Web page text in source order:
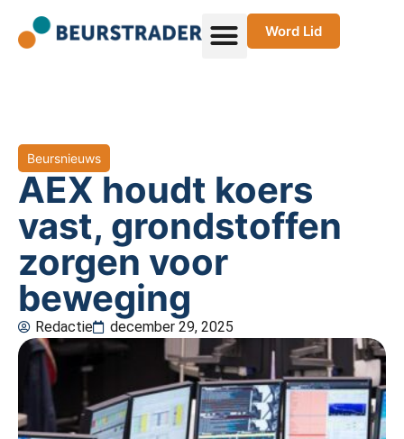
Word Lid
Beursnieuws
AEX houdt koers
vast, grondstoffen
zorgen voor
beweging
Redactie december 29, 2025